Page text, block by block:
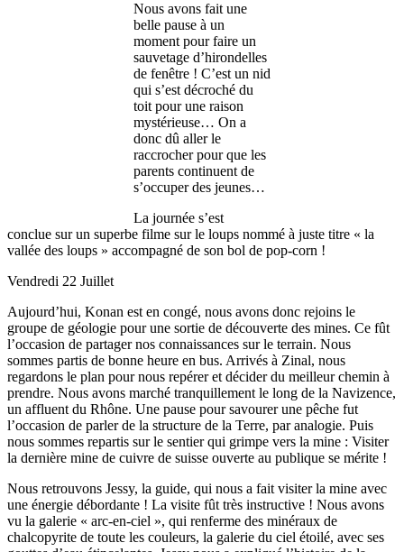
Nous avons fait une
belle pause à un
moment pour faire un
sauvetage d’hirondelles
de fenêtre ! C’est un nid
qui s’est décroché du
toit pour une raison
mystérieuse… On a
donc dû aller le
raccrocher pour que les
parents continuent de
s’occuper des jeunes…
La journée s’est
conclue sur un superbe filme sur le loups nommé à juste titre « la
vallée des loups » accompagné de son bol de pop-corn !
Vendredi 22 Juillet
Aujourd’hui, Konan est en congé, nous avons donc rejoins le
groupe de géologie pour une sortie de découverte des mines. Ce fût
l’occasion de partager nos connaissances sur le terrain. Nous
sommes partis de bonne heure en bus. Arrivés à Zinal, nous
regardons le plan pour nous repérer et décider du meilleur chemin à
prendre. Nous avons marché tranquillement le long de la Navizence,
un affluent du Rhône. Une pause pour savourer une pêche fut
l’occasion de parler de la structure de la Terre, par analogie. Puis
nous sommes repartis sur le sentier qui grimpe vers la mine : Visiter
la dernière mine de cuivre de suisse ouverte au publique se mérite !
Nous retrouvons Jessy, la guide, qui nous a fait visiter la mine avec
une énergie débordante ! La visite fût très instructive ! Nous avons
vu la galerie « arc-en-ciel », qui renferme des minéraux de
chalcopyrite de toute les couleurs, la galerie du ciel étoilé, avec ses